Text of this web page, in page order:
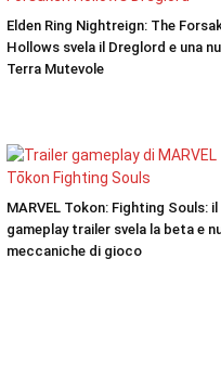
Elden Ring Nightreign: The
Hollows svela il Dreglord e una
Terra Mutevole
MARVEL Tokon: Fighting Souls:
gameplay trailer svela la beta e
meccaniche di gioco